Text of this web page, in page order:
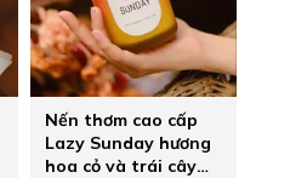
Nến thơm cao cấp
Lazy Sunday hương
hoa cỏ và trái cây